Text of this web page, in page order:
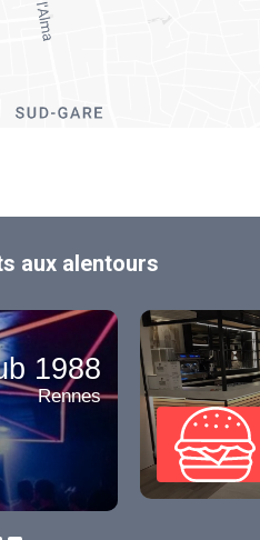
aux alentours
1988
Rennes